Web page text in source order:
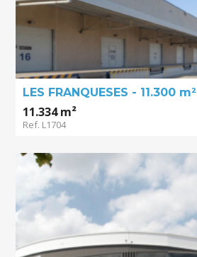
LES FRANQUESES - 11.300 m²
11.334 m²
Ref. L1704